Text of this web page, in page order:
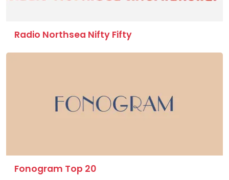
Radio Northsea Nifty Fifty
Fonogram Top 20